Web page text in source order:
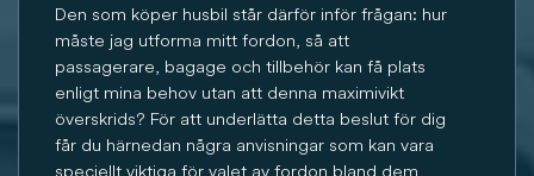
Den som köper husbil står därför inför frågan: hur
måste jag utforma mitt fordon, så att
passagerare, bagage och tillbehör kan få plats
enligt mina behov utan att denna maximivikt
överskrids? För att underlätta detta beslut för dig
får du härnedan några anvisningar som kan vara
speciellt viktiga för valet av fordon bland dem